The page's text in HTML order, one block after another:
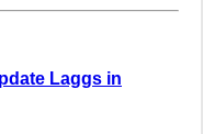
Laggs in